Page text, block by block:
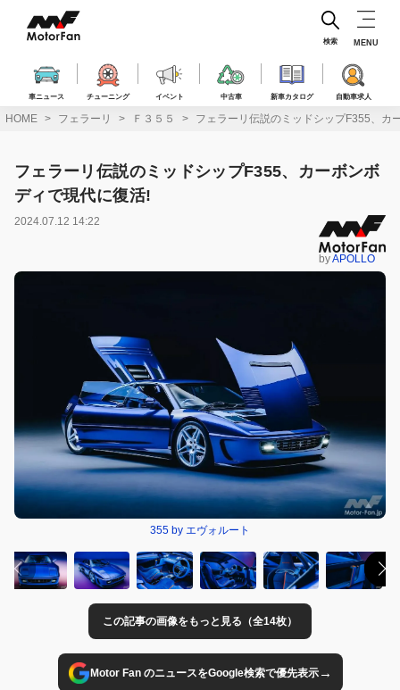
ス
車ニュース チューニング イベント 中古車 新車カタログ 自動車求人
検索 MENU
HOME フェラーリ Ｆ３５５ フェラーリ伝説のミッドシップF355、カ
フェラーリ伝説のミッドシップF355、カーボンボ
ディで現代に復活!
2024.07.12 14:22
byAPOLLO
355 by エヴォルート
この記事の画像をもっと見る（全14枚）
Motor Fan のニュースをGoogle検索で優先表示→